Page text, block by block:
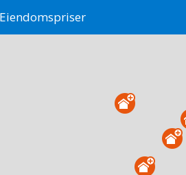
Eiendomspriser